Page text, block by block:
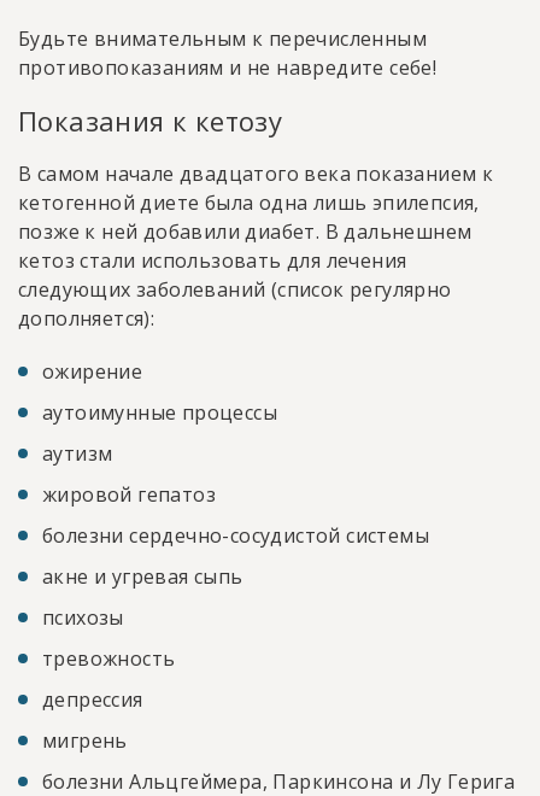
Будьте внимательным к перечисленным
противопоказаниям и не навредите себе!
Показания к кетозу
В самом начале двадцатого века показанием к
кетогенной диете была одна лишь эпилепсия,
позже к ней добавили диабет. В дальнешнем
кетоз стали использовать для лечения
следующих заболеваний (список регулярно
дополняется):
ожирение
аутоимунные процессы
аутизм
жировой гепатоз
болезни сердечно-сосудистой системы
акне и угревая сыпь
психозы
тревожность
депрессия
мигрень
болезни Альцгеймера, Паркинсона и Лу Герига